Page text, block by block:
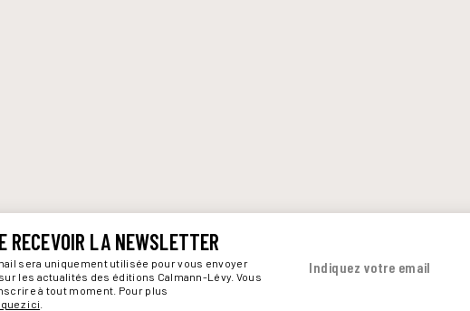
RECEVOIR LA NEWSLETTER
sera uniquement utilisée pour vous envoyer
les actualités des éditions Calmann-Lévy. Vous
à tout moment. Pour plus
ici
Indiquez votre email